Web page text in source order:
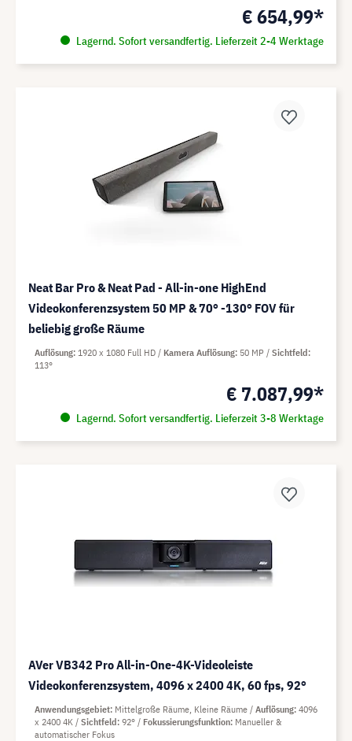
€ 654,99*
Lagernd. Sofort versandfertig. Lieferzeit 2-4 Werktage
Neat Bar Pro & Neat Pad - All-in-one HighEnd
Videokonferenzsystem 50 MP & 70° -130° FOV für
beliebig große Räume
€ 7.087,99*
Lagernd. Sofort versandfertig. Lieferzeit 3-8 Werktage
Auflösung 1920 x 1080 Full HD Kamera Auflösung 50 MP
Sichtfeld
113°
AVer VB342 Pro All-in-One-4K-Videoleiste
Videokonferenzsystem, 4096 x 2400 4K, 60 fps, 92°
Anwendungsgebiet Mittelgroße Räume, Kleine Räume Auflösung 4096
x 2400 4K
Sichtfeld 92° Fokussierungsfunktion Manueller &
automatischer Fokus